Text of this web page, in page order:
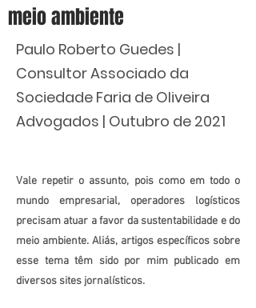
meio ambiente
Paulo Roberto Guedes |
Consultor Associado da
Sociedade Faria de Oliveira
Advogados | Outubro de 2021
Vale repetir o assunto, pois como em todo o
mundo empresarial, operadores logísticos
precisam atuar a favor da sustentabilidade e do
meio ambiente. Aliás, artigos específicos sobre
esse tema têm sido por mim publicado em
diversos sites jornalísticos.